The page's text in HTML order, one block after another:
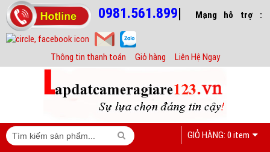
0981.561.899| Mạng hỗ trợ :
Thông tin thanh toán Giỏ hàng Liên Hệ Ngay
GIỎ HÀNG: 0 item